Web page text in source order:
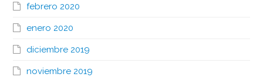
febrero 2020
enero 2020
diciembre 2019
noviembre 2019